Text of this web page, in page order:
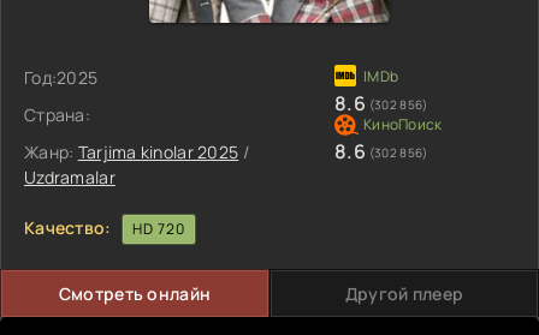
Год:2025
Страна:
Жанр: Tarjima kinolar 2025 /
Uzdramalar
8.6 (302 856)
8.6 (302 856)
Качество: HD 720
Смотреть онлайн Другой плеер